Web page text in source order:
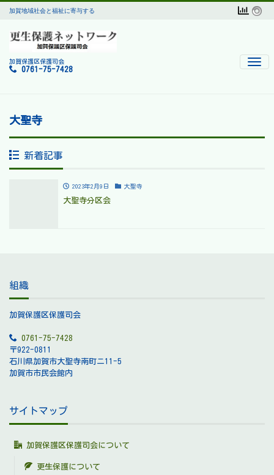
加賀地域社会と福祉に寄与する
加賀保護区保護司会
0761-75-7428
大聖寺
新着記事
2023年2月9日 大聖寺
大聖寺分区会
組織
加賀保護区保護司会
0761-75-7428
〒922-0811
石川県加賀市大聖寺南町ニ11-5
加賀市市民会館内
サイトマップ
加賀保護区保護司会について
更生保護について